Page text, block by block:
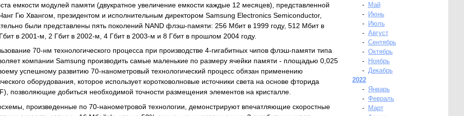
емкости модулей памяти (двукратное увеличение емкости каждые 12 месяцев), представленной
Гю Хвангом, президентом и исполнительным директором Samsung Electronics Semiconductor,
были представлены пять поколений NAND флэш-памяти: 256 Мбит в 1999 году, 512 Мбит в
в 2001-м, 2 Гбит в 2002-м, 4 Гбит в 2003-м и 8 Гбит в прошлом 2004 году.
70-нм технологического процесса при производстве 4-гигабитных чипов флэш-памяти типа
компании Samsung производить самые маленькие по размеру ячейки памяти - площадью 0,025
успешному развитию 70-нанометровый технологический процесс обязан применению
оборудования, которое использует коротковолновые источники света на основе фторида
позволяющие добиться необходимой точности размещения элементов на кристалле.
произведенные по 70-нанометровой технологии, демонстрируют впечатляющие скоростные
-
Май
-
Июнь
-
Июль
- Август
- Сентябрь
- Октябрь
-
Ноябрь
- Декабрь
2022
-
Январь
- Февраль
-
Март